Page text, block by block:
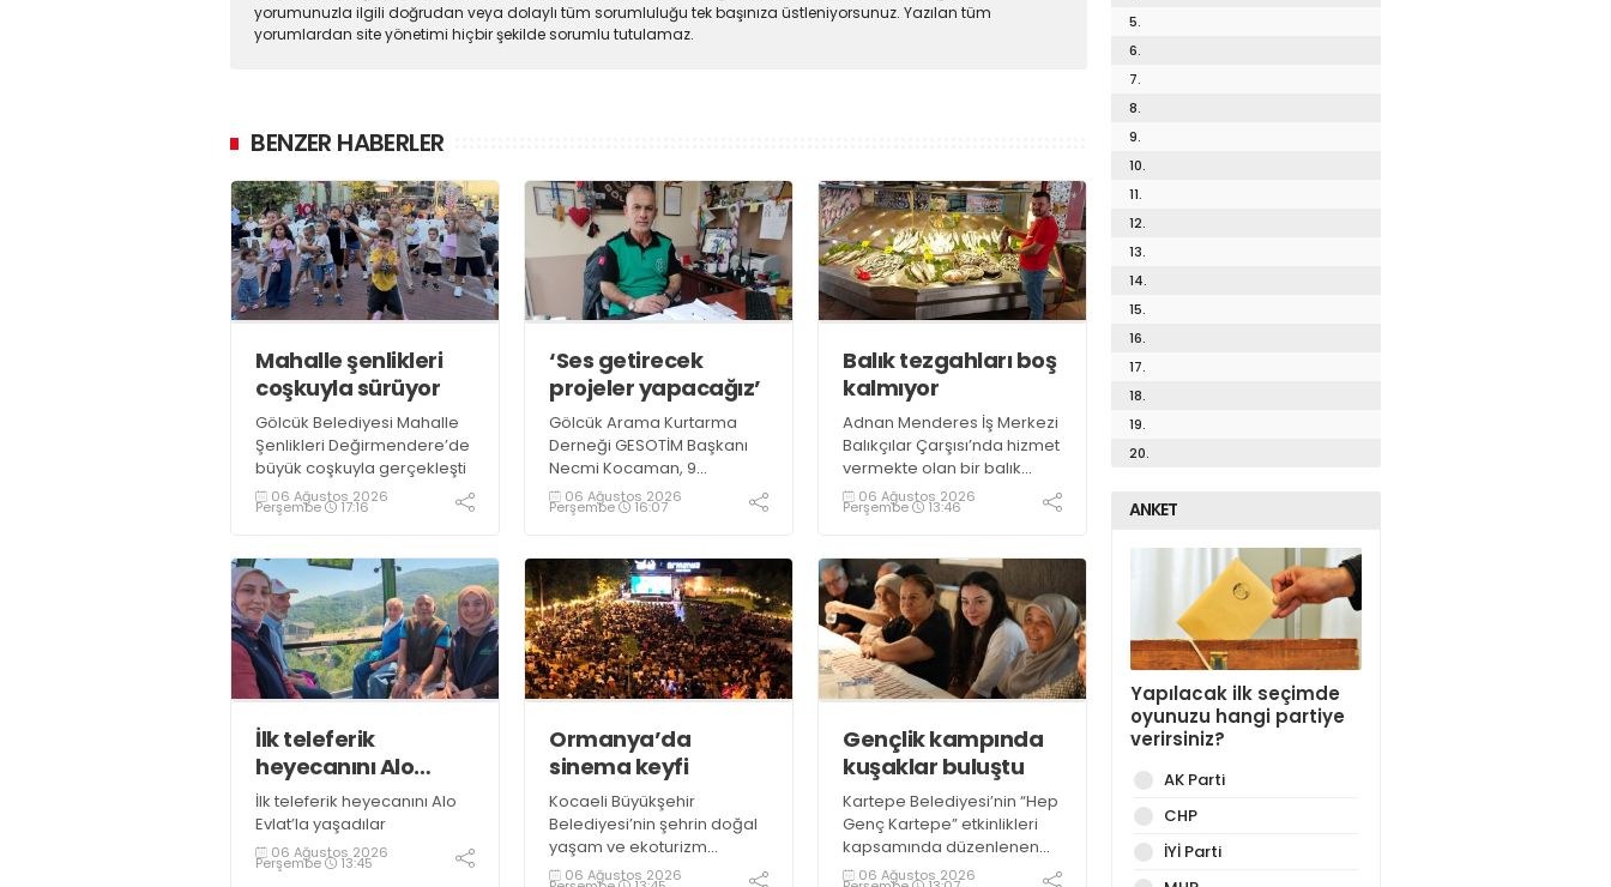
yorumunuzla ilgili doğrudan veya dolaylı tüm sorumluluğu tek başınıza üstleniyorsunuz. Yazılan tüm
yorumlardan site yönetimi hiçbir şekilde sorumlu tutulamaz.
BENZER HABERLER
Mahalle şenlikleri
coşkuyla sürüyor
Gölcük Belediyesi Mahalle
Şenlikleri Değirmendere’de
büyük coşkuyla gerçekleşti
06 Ağustos 2026
Perşembe 17:16
‘Ses getirecek
projeler yapacağız’
Gölcük Arama Kurtarma
Derneği GESOTİM Başkanı
Necmi Kocaman, 9
Ağustos’ta gerçekleşecek
sınavın ardından 4. Akredite
tamamlayacaklarını ifade
ederek açıklamalarda
bulundu. Kocaman,
“Gölcük’te ve Kocaeli
genelinde ses getirecek
projelerimizi tek tek hayata
geçireceğiz” dedi
06 Ağustos 2026
Perşembe 16:07
Balık tezgahları boş
kalmıyor
Adnan Menderes İş Merkezi
Balıkçılar Çarşısı’nda hizmet
vermekte olan bir balık
restoranının işletme
sahiplerinden Emrah
tezgahlarda taze balık
bulunduğunu ifade ederek
“Yıl boyunca tezgahlarda
taze balık bulmak mümkün
oluyor” dedi
06 Ağustos 2026
Perşembe 13:46
İlk teleferik
heyecanını Alo
Evlat’la yaşadılar
İlk teleferik heyecanını Alo
Evlat’la yaşadılar
06 Ağustos 2026
Perşembe 13:45
Ormanya’da
sinema keyfi
Kocaeli Büyükşehir
Belediyesi’nin şehrin doğal
yaşam ve ekoturizm
merkezi Ormanya’da
06 Ağustos 2026
Gençlik kampında
kuşaklar buluştu
Kartepe Belediyesi’nin “Hep
Genç Kartepe” etkinlikleri
kapsamında düzenlenen
Gençlik ve Gelişim Kampı’na
06 Ağustos 2026
5.
6.
7.
8.
9.
10.
11.
12.
13.
14.
15.
16.
17.
18.
19.
20.
ANKET
Yapılacak ilk seçimde
oyunuzu hangi partiye
verirsiniz?
AK Parti
CHP
İYİ Parti